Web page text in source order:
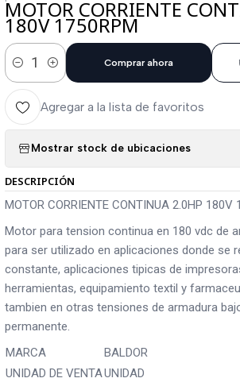
MOTOR CORRIENTE
180V 1750RPM
Cantidad
Comprar ahora
Agregar a la lista de favoritos
Mostrar stock de ubicaciones
DESCRIPCIÓN
MOTOR CORRIENTE CONTINUA 2.0HP 180V
Motor para tension continua en 180 vdc de
para ser utilizado en aplicaciones donde se
constante, aplicaciones tipicas de
herramientas, equipamiento textil y
tambien en otras tensiones de armadura
permanente.
MARCA
BALDOR
UNIDAD DE VENTAUNIDAD